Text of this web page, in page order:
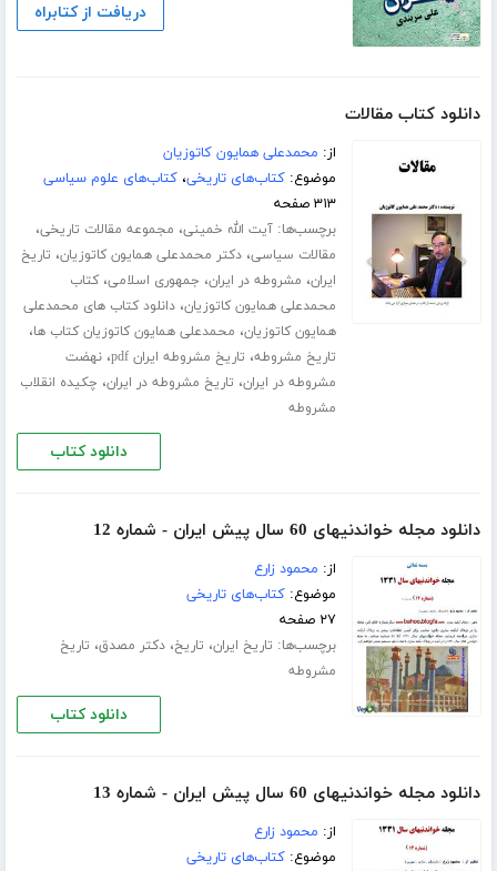
دریافت از کتابراه
دانلود کتاب مقالات
از: محمدعلی همایون کاتوزیان
موضوع:کتاب‌های تاریخی،کتاب‌های علوم سیاسی
۳۱۳ صفحه
برچسب‌ها:آیت الله خمینی، مجموعه مقالات تاریخی،
مقالات سیاسی،دکتر محمدعلی همایون کاتوزیان، تاریخ
ایران، مشروطه در ایران، جمهوری اسلامی،کتاب
محمدعلی همایون کاتوزیان،دانلود کتاب های محمدعلی
همایون کاتوزیان، محمدعلی همایون کاتوزیان کتاب ها،
تاریخ مشروطه، تاریخ مشروطه ایران pdf ،نهضت
مشروطه در ایران، تاریخ مشروطه در ایران، چکیده انقلاب
مشروطه
دانلود کتاب
دانلود مجله خواندنیهای 60 سال پیش ایران - شماره 12
از: محمود زارع
موضوع:کتاب‌های تاریخی
۲۷ صفحه
برچسب‌ها: تاریخ ایران، تاریخ،دکتر مصدق، تاریخ
مشروطه
دانلود کتاب
دانلود مجله خواندنیهای 60 سال پیش ایران - شماره 13
از: محمود زارع
موضوع:کتاب‌های تاریخی